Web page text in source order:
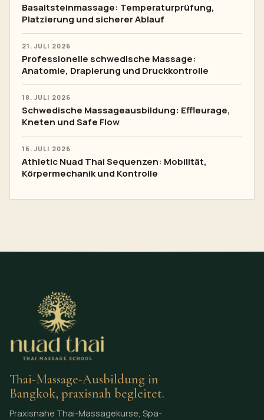
Basaltsteinmassage: Temperaturprüfung,
Platzierung und sicherer Ablauf
21. JULI 2026
Professionelle schwedische Massage:
Anatomie, Drapierung und Druckkontrolle
18. JULI 2026
Schwedische Massageausbildung: Effleurage,
Kneten und Safe Flow
16. JULI 2026
Athletic Nuad Thai Sequenzen: Mobilität,
Körpermechanik und Kontrolle
Thai-Massage-Ausbildung in
Bangkok, praxisnah begleitet.
Praxisnahe Thai-Massagekurse, Spa-